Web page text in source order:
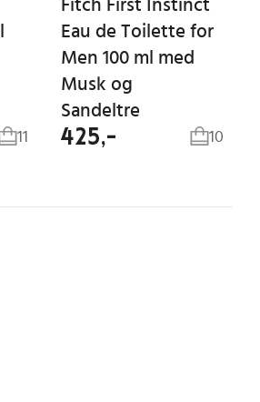
11
Fitch First Instinct
Eau de Toilette for
Men 100 ml med
Musk og
Sandeltre
425,- 10